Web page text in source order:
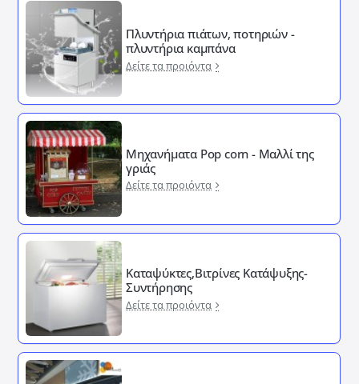
Πλυντήρια πιάτων, ποτηριών -
πλυντήρια καμπάνα
Δείτε τα προιόντα
Μηχανήματα Pop corn - Μαλλί της
γριάς
Δείτε τα προιόντα
Καταψύκτες,Βιτρίνες Κατάψυξης-
Συντήρησης
Δείτε τα προιόντα